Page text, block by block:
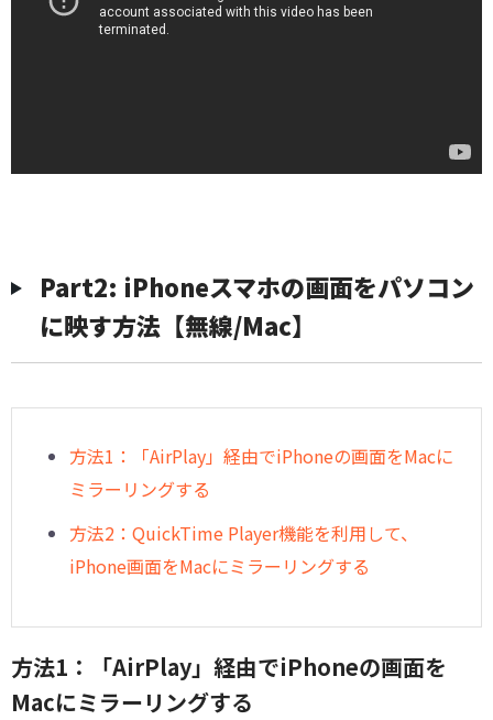
Part2: iPhoneスマホの画面をパソコン
に映す方法【無線/Mac】
方法1：「AirPlay」経由でiPhoneの画面をMacに
ミラーリングする
方法2：QuickTime Player機能を利用して、
iPhone画面をMacにミラーリングする
方法1：「AirPlay」経由でiPhoneの画面を
Macにミラーリングする